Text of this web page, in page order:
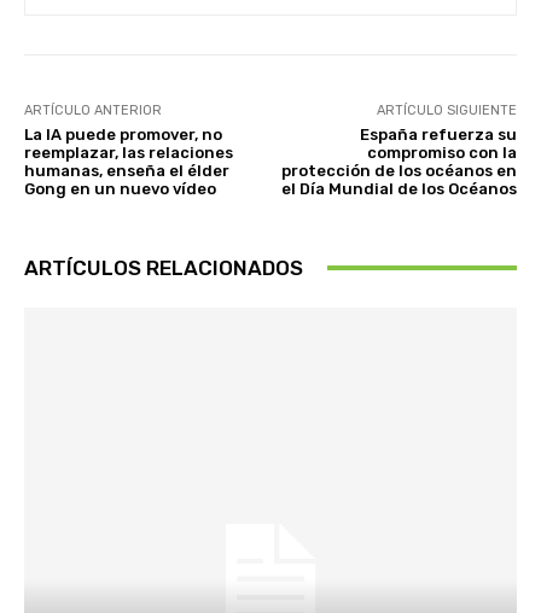
ARTÍCULO ANTERIOR
La IA puede promover, no
reemplazar, las relaciones
humanas, enseña el élder
Gong en un nuevo vídeo
ARTÍCULO SIGUIENTE
España refuerza su
compromiso con la
protección de los océanos en
el Día Mundial de los Océanos
ARTÍCULOS RELACIONADOS